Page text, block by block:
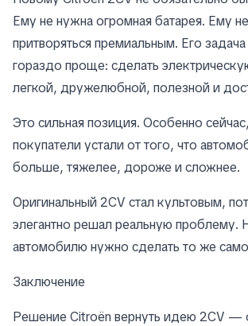
Ему не нужна огромная батарея. Ему
притворяться премиальным. Его
гораздо проще: сделать
легкой, дружелюбной, полезной и
Это сильная позиция. Особенно
покупатели устали от того, что
больше, тяжелее, дороже и сложнее.
Оригинальный 2CV стал культовым,
элегантно решал реальную проблему.
автомобилю нужно сделать то же
Заключение
Решение Citroën вернуть идею 2CV —